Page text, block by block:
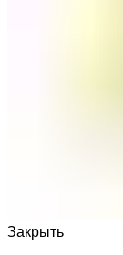
Закрыть